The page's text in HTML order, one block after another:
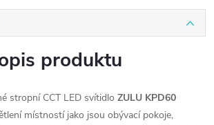
produktu
stropní CCT LED svítidlo ZULU KPD60
místností jako jsou obývací pokoje,